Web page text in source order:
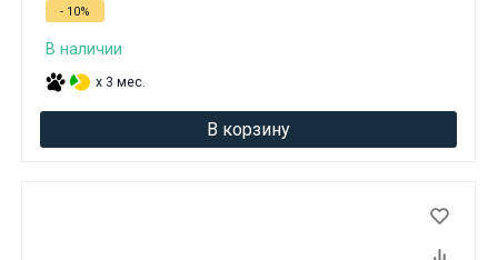
- 10%
В наличии
x 3 мес.
В корзину